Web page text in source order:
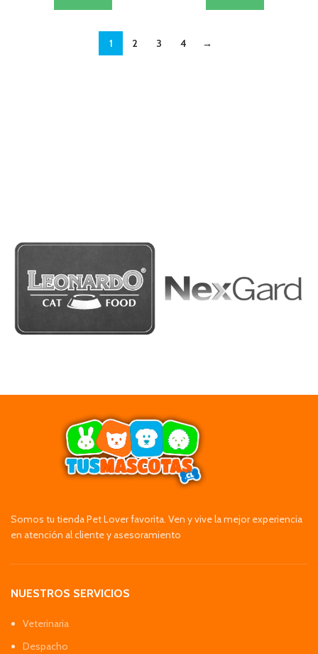
1 2 3 4 →
Somos tu tienda Pet Lover favorita. Ven y vive la mejor experiencia
en atención al cliente y asesoramiento
NUESTROS SERVICIOS
Veterinaria
Despacho